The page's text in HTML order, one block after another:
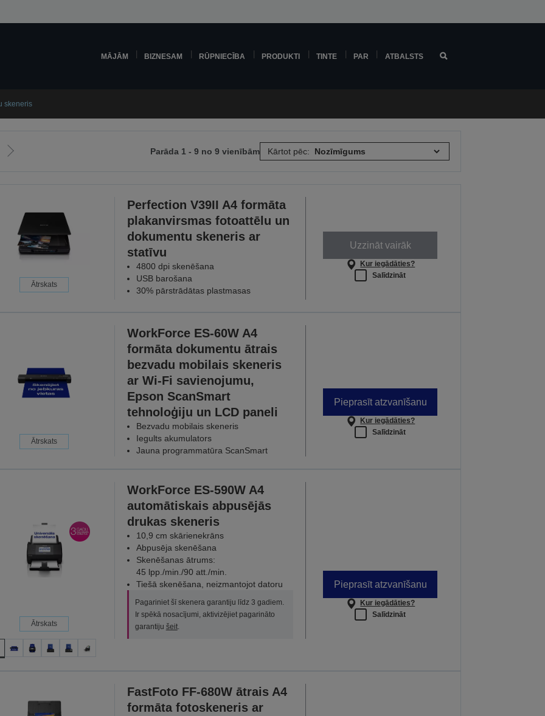
MĀJĀM BIZNESAM RŪPNIECĪBA PRODUKTI TINTE PAR ATBALSTS
skeneris
Iet
Parāda 1 - 9 no 9 vienībām Kārtot pēc:
Ātrskats
Perfection V39II A4 formāta
plakanvirsmas fotoattēlu un
dokumentu skeneris ar
statīvu
4800 dpi skenēšana
USB barošana
30% pārstrādātas plastmasas
Uzzināt vairāk
Kur iegādāties?
Salīdzināt
Ātrskats
WorkForce ES-60W A4
formāta dokumentu ātrais
bezvadu mobilais skeneris
ar Wi-Fi savienojumu,
Epson ScanSmart
tehnoloģiju un LCD paneli
Bezvadu mobilais skeneris
Iegults akumulators
Jauna programmatūra ScanSmart
Pieprasīt atzvanīšanu
Kur iegādāties?
Salīdzināt
Ātrskats
WorkForce ES-590W A4
automātiskais abpusējās
drukas skeneris
10,9 cm skārienekrāns
Abpusēja skenēšana
Skenēšanas ātrums:
45 lpp./min./90 att./min.
Tiešā skenēšana, neizmantojot datoru
Pagariniet šī skenera garantiju līdz 3 gadiem.
Ir spēkā nosacījumi, aktivizējiet pagarināto
garantiju šeit.
Pieprasīt atzvanīšanu
Kur iegādāties?
Salīdzināt
FastFoto FF-680W ātrais A4
formāta fotoskeneris ar